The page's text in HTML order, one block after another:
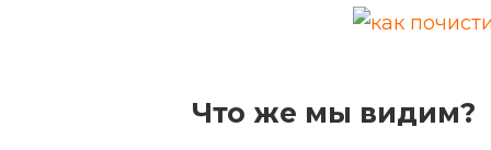
Что же мы видим?